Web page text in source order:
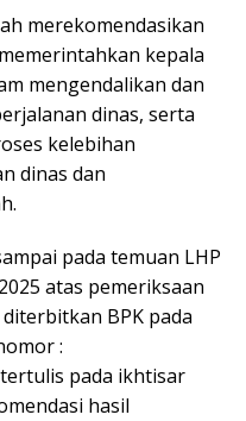
merekomendasikan
kepala
mengendalikan dan
dinas, serta
kelebihan
dinas dan
pada temuan LHP
atas pemeriksaan
BPK pada
:
pada ikhtisar
hasil